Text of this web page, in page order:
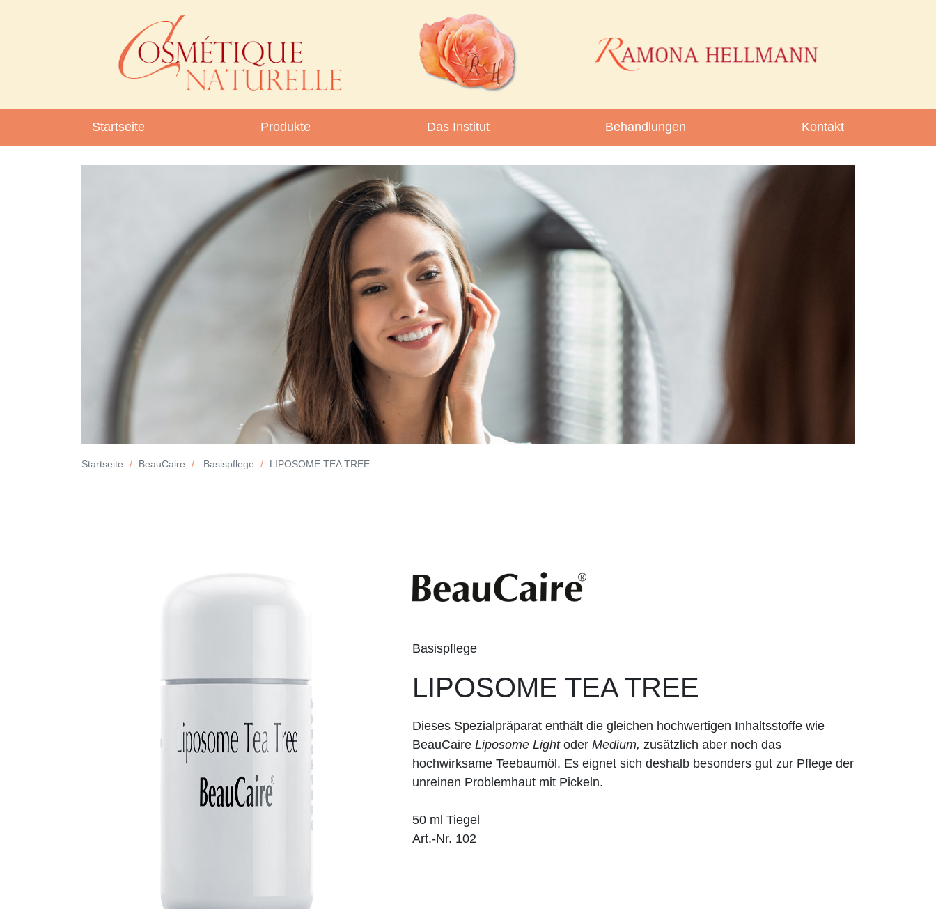
Startseite Produkte Das Institut Behandlungen Kontakt
Startseite BeauCaire Basispflege LIPOSOME TEA TREE
Basispflege
LIPOSOME TEA TREE
Dieses Spezialpräparat enthält die gleichen hochwertigen Inhaltsstoffe wie
BeauCaire Liposome Lightoder Medium, zusätzlich aber noch das
hochwirksame Teebaumöl. Es eignet sich deshalb besonders gut zur Pflege der
unreinen Problemhaut mit Pickeln.
50 ml Tiegel
Art.-Nr. 102